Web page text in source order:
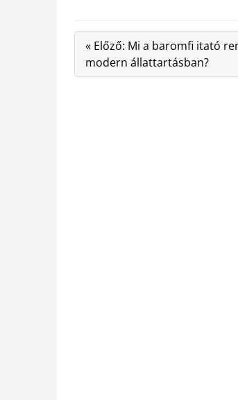
« Előző: Mi a baromfi itató
modern állattartásban?